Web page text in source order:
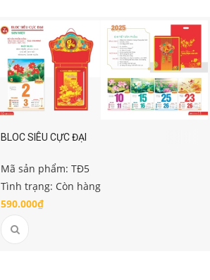
BLOC SIÊU CỰC ĐẠI
Mã sản phẩm: TĐ5
Tình trạng: Còn hàng
590.000₫